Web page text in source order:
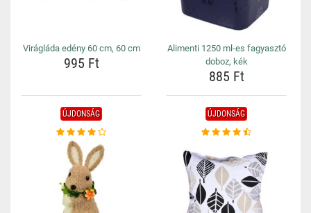
Virágláda edény 60 cm, 60 cm
995 Ft
Alimenti 1250 ml-es fagyasztó
doboz, kék
885 Ft
ÚJDONSÁG ÚJDONSÁG